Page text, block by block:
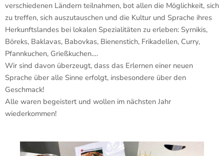
verschiedenen Ländern teilnahmen, bot allen die Möglichkeit, sich
zu treffen, sich auszutauschen und die Kultur und Sprache ihres
Herkunftslandes bei lokalen Spezialitäten zu erleben: Syrnikis,
Böreks, Baklavas, Babovkas, Bienenstich, Frikadellen, Curry,
Pfannkuchen, Grießkuchen….
Wir sind davon überzeugt, dass das Erlernen einer neuen
Sprache über alle Sinne erfolgt, insbesondere über den
Geschmack!
Alle waren begeistert und wollen im nächsten Jahr
wiederkommen!